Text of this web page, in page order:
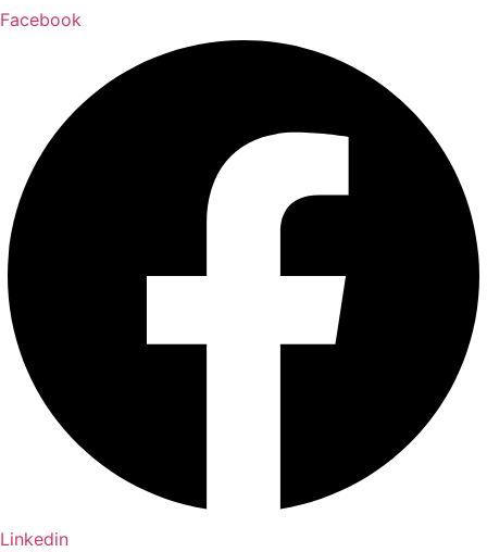
Facebook
Linkedin